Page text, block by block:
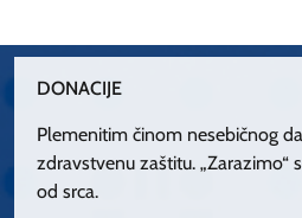
DONACIJE
Plemenitim činom nesebičnog
zdravstvenu zaštitu.
od srca.